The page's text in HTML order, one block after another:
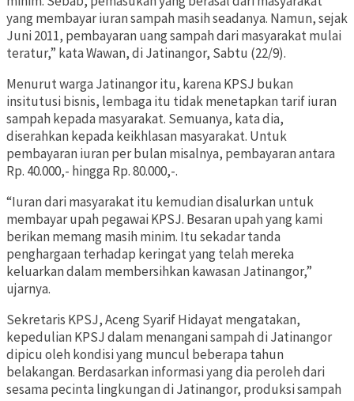
yang membayar iuran sampah masih seadanya. Namun, sejak
Juni 2011, pembayaran uang sampah dari masyarakat mulai
teratur,” kata Wawan, di Jatinangor, Sabtu (22/9).
Menurut warga Jatinangor itu, karena KPSJ bukan
insitutusi bisnis, lembaga itu tidak menetapkan tarif iuran
sampah kepada masyarakat. Semuanya, kata dia,
diserahkan kepada keikhlasan masyarakat. Untuk
pembayaran iuran per bulan misalnya, pembayaran antara
Rp. 40.000,- hingga Rp. 80.000,-.
“Iuran dari masyarakat itu kemudian disalurkan untuk
membayar upah pegawai KPSJ. Besaran upah yang kami
berikan memang masih minim. Itu sekadar tanda
penghargaan terhadap keringat yang telah mereka
keluarkan dalam membersihkan kawasan Jatinangor,”
ujarnya.
Sekretaris KPSJ, Aceng Syarif Hidayat mengatakan,
kepedulian KPSJ dalam menangani sampah di Jatinangor
dipicu oleh kondisi yang muncul beberapa tahun
belakangan. Berdasarkan informasi yang dia peroleh dari
sesama pecinta lingkungan di Jatinangor, produksi sampah